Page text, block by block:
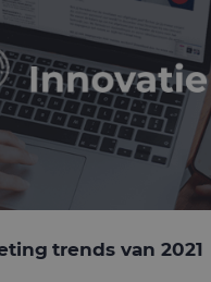
trends van 2021